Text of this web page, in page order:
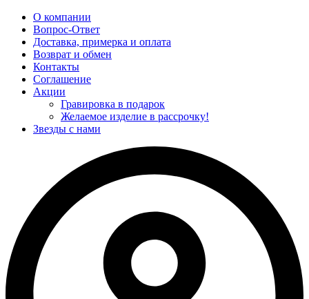
О компании
Вопрос-Ответ
Доставка, примерка и оплата
Возврат и обмен
Контакты
Соглашение
Акции
Гравировка в подарок
Желаемое изделие в рассрочку!
Звезды с нами